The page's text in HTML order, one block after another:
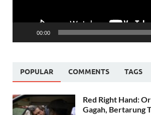
00:00
POPULAR COMMENTS TAGS
Red Right Hand:
Gagah, Bertarung